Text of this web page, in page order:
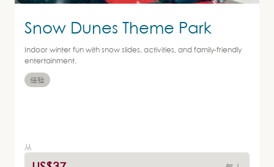
Snow Dunes Theme Park
Indoor winter fun with snow slides, activities, and family-friendly
entertainment.
经验
从